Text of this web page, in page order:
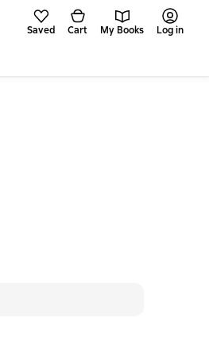
Saved Cart My Books Log in